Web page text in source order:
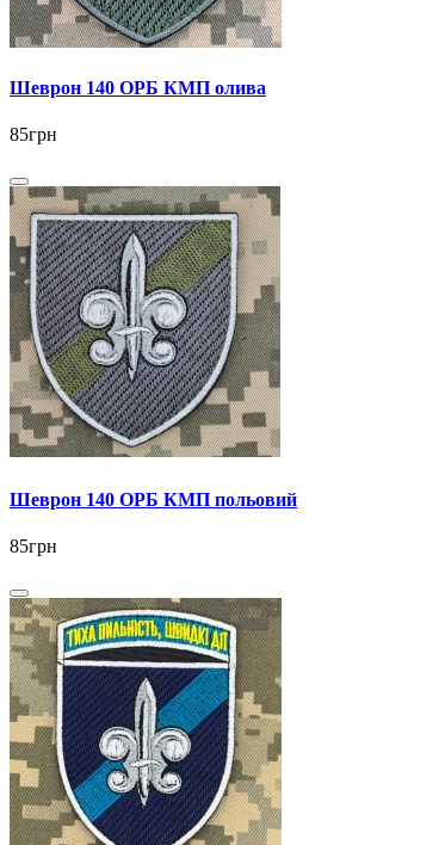
Шеврон 140 ОРБ КМП олива
85грн
Шеврон 140 ОРБ КМП польовий
85грн